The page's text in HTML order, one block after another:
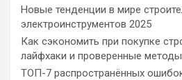
Новые тенденции в мире
электроинструментов 2025
Как сэкономить при покупке
лайфхаки и проверенные методы
ТОП-7 распространённых